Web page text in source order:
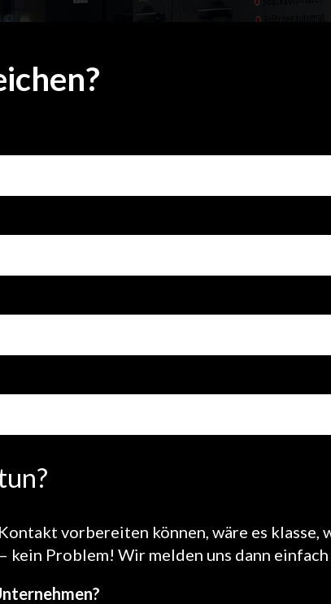
vorbereiten können, wäre es klasse,
kein Problem! Wir melden uns dann